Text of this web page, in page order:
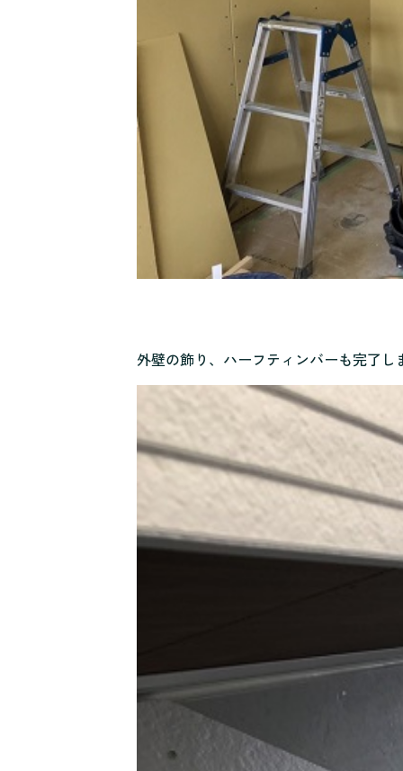
外壁の飾り、ハーフティンバーも完了し